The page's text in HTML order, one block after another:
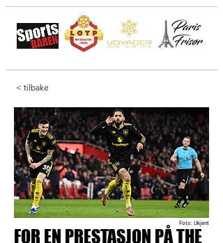
< tilbake
Foto: Ukjent
FOR EN PRESTASJON PÅ THE